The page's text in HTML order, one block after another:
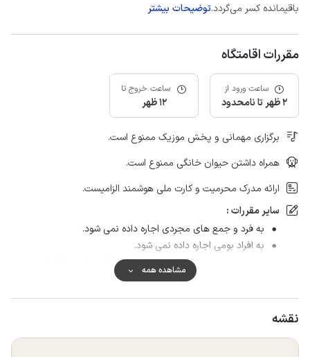
باقیمانده کسر می‌گردد.توضیحات بیشتر
مقررات اقامتگاه
ساعت ورود از
2 ظهر تا نامحدود
ساعت خروج تا
12 ظهر
برگزاری مهمانی و پخش موزیک ممنوع است.
همراه داشتن حیوان خانگی ممنوع است.
ارائه مدرک محرمیت و کارت ملی هوشمند الزامیست.
سایر مقررات :
به فرد و جمع های مجردی اجاره داده نمی شود.
به افراد بومی اجاره داده نمی شود.
در صورت عدم رعایت نظافت خانه توسط مهمان هنگام خروج،
مبلغ ۱۵۰۰۰۰۰ تومان از مهمان بعنوان هزینه نظافت دریافت می
شود.
مشاهده همه
نقشه